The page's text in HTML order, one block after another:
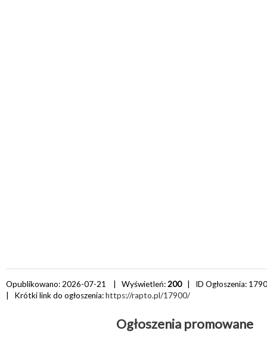
Opublikowano: 2026-07-21 | Wyświetleń: 200| ID Ogłoszenia:
| Krótki link do ogłoszenia:https://rapto.pl/17900/
Ogłoszenia promowane